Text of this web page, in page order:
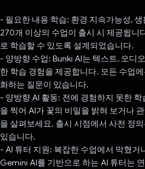
- 필요한 내용 학습: 환경 지속가능성,
270개 이상의 수업이 출시 시 제공됩니
로 학습할 수 있도록 설계되었습니다.
- 양방향 수업: Bunki AI는 텍스트, 오디
한 학습 경험을 제공합니다. 모든 수업
화하는 질문이 있습니다.
- 양방향 AI 활동: 전에 경험하지 못한
을 찍어 AI가 꽃의 비밀을 밝혀 보거나
을 살펴보세요. 출시 시점에서 사전 정
있습니다.
- AI 튜터 지원: 복잡한 수업에서 막혔거
Gemini AI를 기반으로 하는 AI 튜터는